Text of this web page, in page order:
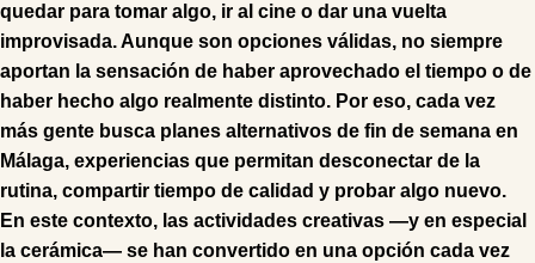
quedar para tomar algo, ir al cine o dar una vuelta
improvisada. Aunque son opciones válidas, no siempre
aportan la sensación de haber aprovechado el tiempo o de
haber hecho algo realmente distinto. Por eso, cada vez
más gente busca planes alternativos de fin de semana en
Málaga, experiencias que permitan desconectar de la
rutina, compartir tiempo de calidad y probar algo nuevo.
En este contexto, las actividades creativas —y en especial
la cerámica— se han convertido en una opción cada vez